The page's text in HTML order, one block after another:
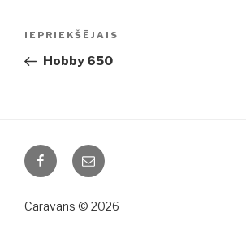
Ziņu
Iepriekšējā
ziņa:
IEPRIEKŠĒJAIS
Hobby 650
FacebookEmail
Caravans © 2026